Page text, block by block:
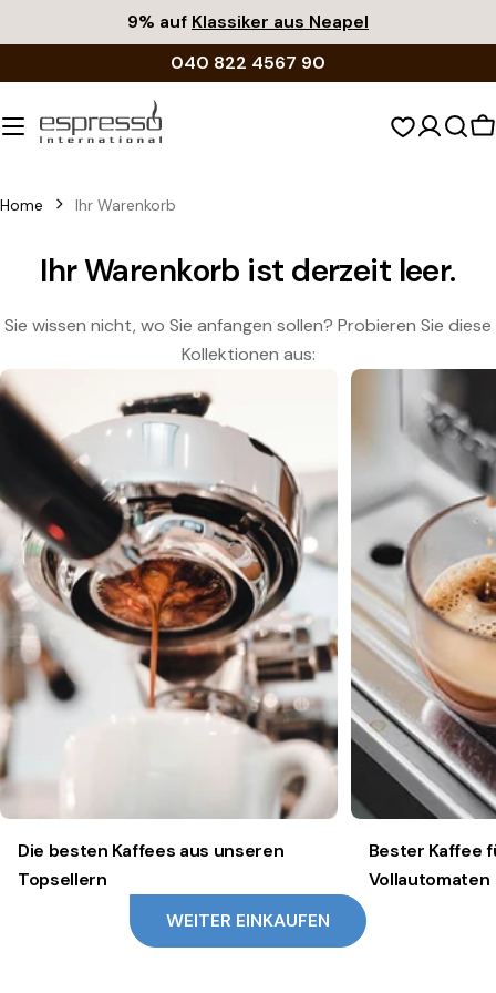
Inhalt
9% auf Klassiker aus Neapel
040 822 4567 90
Home Ihr Warenkorb
Ihr Warenkorb ist derzeit leer.
Sie wissen nicht, wo Sie anfangen sollen? Probieren Sie diese
Kollektionen aus:
Die besten Kaffees aus unseren
Topsellern
Bester Kaffee
Vollautomaten
WEITER EINKAUFEN